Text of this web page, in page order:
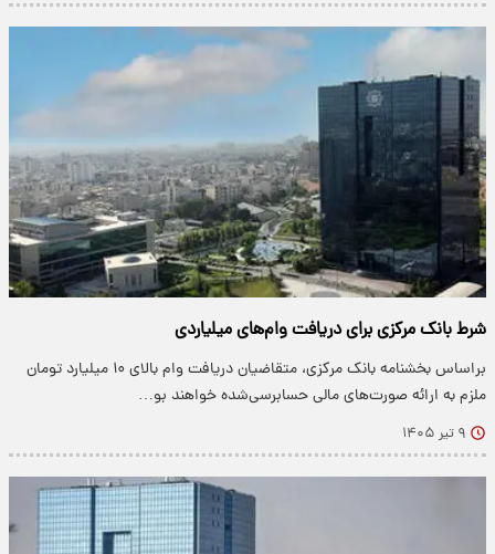
شرط بانک مرکزی برای دریافت وام‌های میلیاردی
براساس بخشنامه بانک مرکزی، متقاضیان دریافت وام بالای ۱۰ میلیارد تومان
ملزم به ارائه صورت‌های مالی حسابرسی‌شده خواهند بو…
۹ تیر ۱۴۰۵